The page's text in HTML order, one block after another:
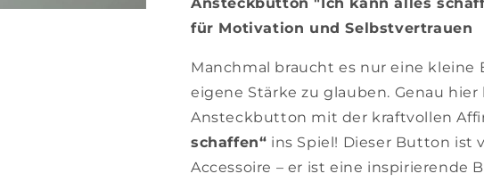
für Motivation und Selbstvertrauen
Manchmal braucht es nur eine kleine
eigene Stärke zu glauben. Genau
Ansteckbutton mit der kraftvollen
schaffen“ ins Spiel! Dieser Button ist
Accessoire – er ist eine inspirierende